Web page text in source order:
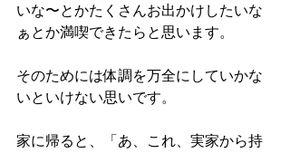
いな〜とかたくさんお出かけしたいな
ぁとか満喫できたらと思います。
そのためには体調を万全にしていかな
いといけない思いです。
家に帰ると、「あ、これ、実家から持